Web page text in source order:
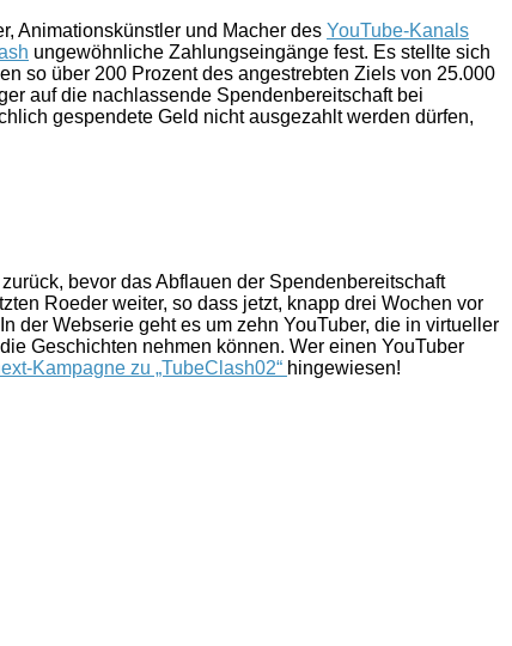
Animationskünstler und Macher des YouTube-Kanals
ungewöhnliche Zahlungseingänge fest. Es stellte sich
so über 200 Prozent des angestrebten Ziels von 25.000
auf die nachlassende Spendenbereitschaft bei
gespendete Geld nicht ausgezahlt werden dürfen,
bevor das Abflauen der Spendenbereitschaft
Roeder weiter, so dass jetzt, knapp drei Wochen vor
der Webserie geht es um zehn YouTuber, die in virtueller
Geschichten nehmen können. Wer einen YouTuber
Kampagne zu „TubeClash02“ hingewiesen!